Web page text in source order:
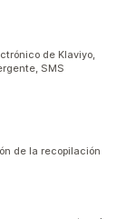
de Klaviyo,
SMS
de la recopilación